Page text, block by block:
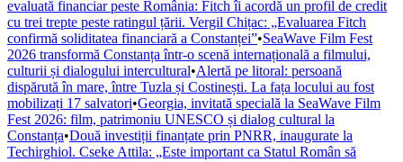
evaluată financiar peste România: Fitch îi acordă un profil de credit
cu trei trepte peste ratingul țării. Vergil Chițac: „Evaluarea Fitch
confirmă soliditatea financiară a Constanței”•SeaWave Film Fest
2026 transformă Constanța într-o scenă internațională a filmului,
culturii și dialogului intercultural•Alertă pe litoral: persoană
dispărută în mare, între Tuzla și Costinești. La fața locului au fost
mobilizați 17 salvatori•Georgia, invitată specială la SeaWave Film
Fest 2026: film, patrimoniu UNESCO și dialog cultural la
Constanța•Două investiții finanțate prin PNRR, inaugurate la
Techirghiol. Cseke Attila: „Este important ca Statul Român să